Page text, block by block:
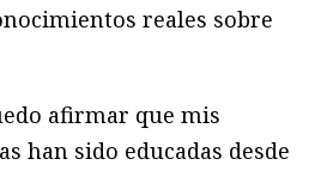
reales sobre
afirmar que mis
han sido educadas desde